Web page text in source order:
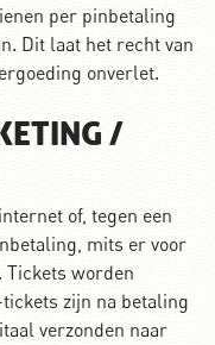
per pinbetaling
Dit laat het recht van
onverlet.
/
of, tegen een
mits er voor
Tickets worden
zijn na betaling
verzonden naar